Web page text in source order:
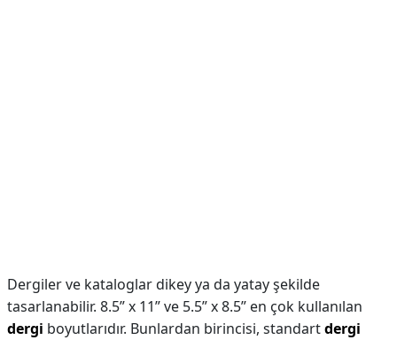
Dergiler ve kataloglar dikey ya da yatay şekilde
tasarlanabilir. 8.5” x 11” ve 5.5” x 8.5” en çok kullanılan
dergi boyutlarıdır. Bunlardan birincisi, standartdergi